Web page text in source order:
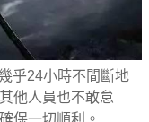
乎24小時不間斷地
他人員也不敢怠